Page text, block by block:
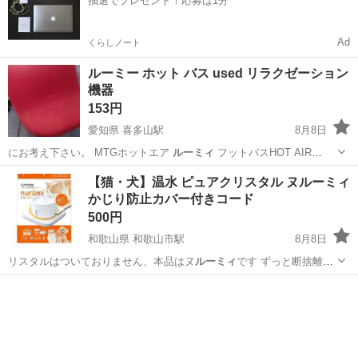
くらしノート Ad
ルーミー ホット バス used リラクゼーション
機器
153円
愛知県 喜多山駅
8月8日
にお考え下さい。 MTGホットエア ルーミィ フットバスHOT AIR
Room…
愛知 名古屋市 喜多山駅 その他 ルーミー
【猫・犬】温水 ピュアクリスタル ヌルーミィ
かじり防止カバー付きコード
500円
和歌山県 和歌山市駅
8月8日
リスタルはついておりません、本品はヌ ルーミィ です ずっと断捨離し
ております。終…